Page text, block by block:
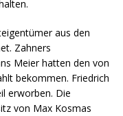
aus den
Zahners
Meier hatten den von
bekommen. Friedrich
erworben. Die
von Max Kosmas